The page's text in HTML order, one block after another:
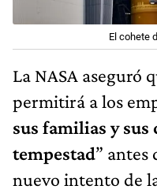
El cohete
La NASA aseguró
permitirá a los
sus familias y sus
tempestad” antes
nuevo intento de